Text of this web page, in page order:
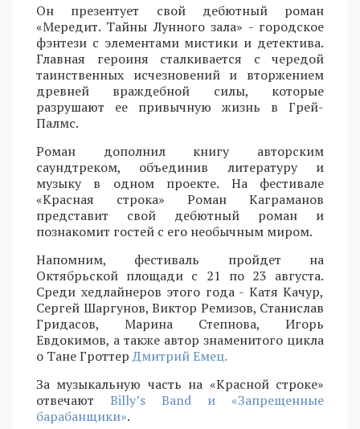
Он презентует свой дебютный роман
«Мередит. Тайны Лунного зала» - городское
фэнтези с элементами мистики и детектива.
Главная героиня сталкивается с чередой
таинственных исчезновений и вторжением
древней враждебной силы, которые
разрушают ее привычную жизнь в Грей-
Палмс.
Роман дополнил книгу авторским
саундтреком, объединив литературу и
музыку в одном проекте. На фестивале
«Красная строка» Роман Каграманов
представит свой дебютный роман и
познакомит гостей с его необычным миром.
Напомним, фестиваль пройдет на
Октябрьской площади с 21 по 23 августа.
Среди хедлайнеров этого года - Катя Качур,
Сергей Шаргунов, Виктор Ремизов, Станислав
Гридасов, Марина Степнова, Игорь
Евдокимов, а также автор знаменитого цикла
о Тане ГроттерДмитрий Емец.
За музыкальную часть на «Красной строке»
отвечают Billy’s Band и «Запрещенные
барабанщики».